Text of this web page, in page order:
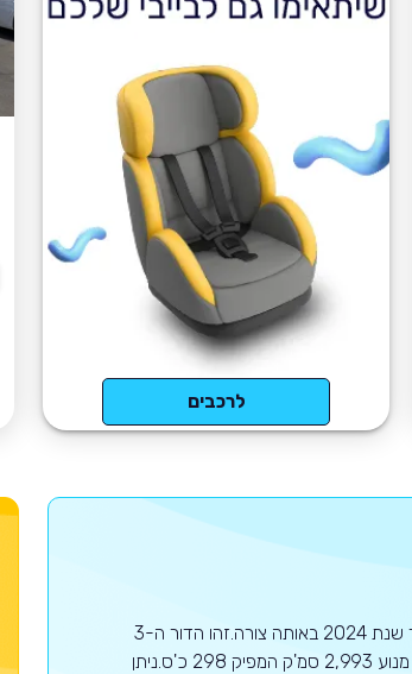
לרכבים
דגם זה של ב מ וו הושק בשנת 2020 ושווק עד שנת 2024 באותה צורה.זהו הדור ה-3
של ב מ וו X6.הדגם שווק עם מנוע אחד בלבד. מנוע 2,993 סמ'ק המפיק 298 כ'ס.ניתן